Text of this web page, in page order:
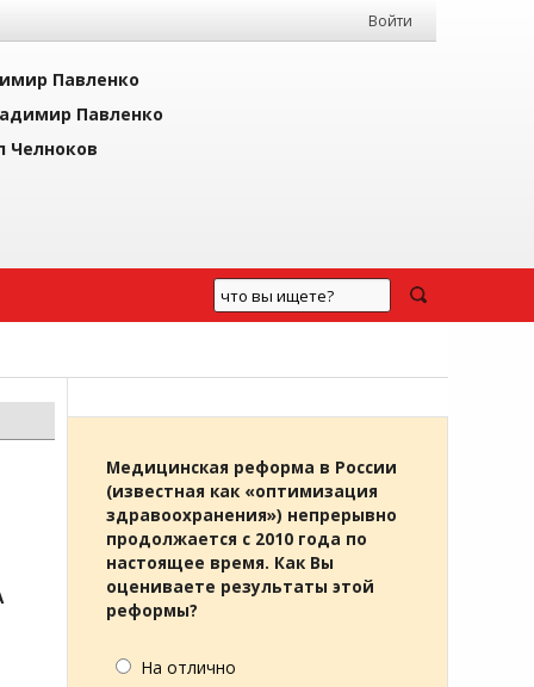
Войти
Павленко
Павленко
Челноков
Медицинская реформа в России
(известная как «оптимизация
здравоохранения») непрерывно
продолжается с 2010 года по
настоящее время. Как Вы
оцениваете результаты этой
реформы?
На отлично